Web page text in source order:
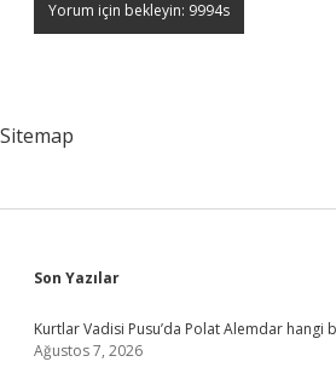
Sitemap
Sidebar
Son Yazılar
Kurtlar Vadisi Pusu’da Polat Alemdar hangi
Ağustos 7, 2026